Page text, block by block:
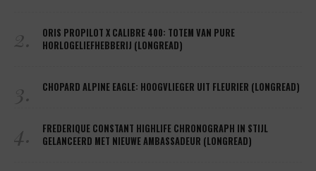
2.
ORIS PROPILOT X CALIBRE 400: TOTEM VAN PURE
HORLOGELIEFHEBBERIJ (LONGREAD)
3. CHOPARD ALPINE EAGLE: HOOGVLIEGER UIT FLEURIER (LONGREAD)
4.
FREDERIQUE CONSTANT HIGHLIFE CHRONOGRAPH IN STIJL
GELANCEERD MET NIEUWE AMBASSADEUR (LONGREAD)